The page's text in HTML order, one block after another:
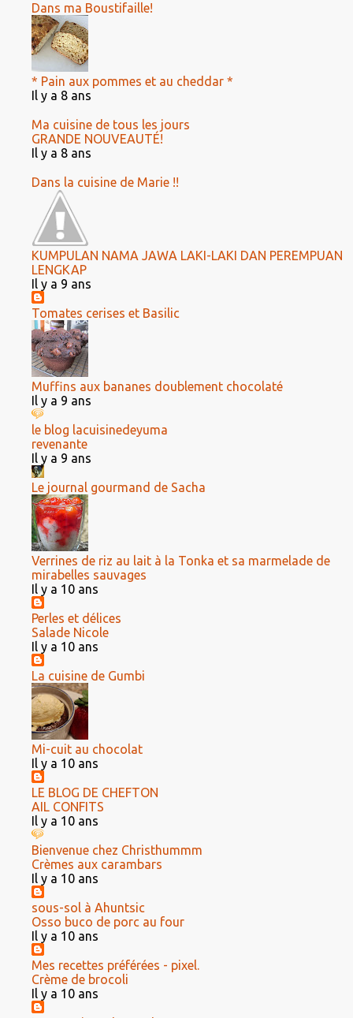
Dans ma Boustifaille!
* Pain aux pommes et au cheddar *
Il y a 8 ans
Ma cuisine de tous les jours
GRANDE NOUVEAUTÉ!
Il y a 8 ans
Dans la cuisine de Marie !!
KUMPULAN NAMA JAWA LAKI-LAKI DAN PEREMPUAN
LENGKAP
Il y a 9 ans
Tomates cerises et Basilic
Muffins aux bananes doublement chocolaté
Il y a 9 ans
le blog lacuisinedeyuma
revenante
Il y a 9 ans
Le journal gourmand de Sacha
Verrines de riz au lait à la Tonka et sa marmelade de
mirabelles sauvages
Il y a 10 ans
Perles et délices
Salade Nicole
Il y a 10 ans
La cuisine de Gumbi
Mi-cuit au chocolat
Il y a 10 ans
LE BLOG DE CHEFTON
AIL CONFITS
Il y a 10 ans
Bienvenue chez Christhummm
Crèmes aux carambars
Il y a 10 ans
sous-sol à Ahuntsic
Osso buco de porc au four
Il y a 10 ans
Mes recettes préférées - pixel.
Crème de brocoli
Il y a 10 ans